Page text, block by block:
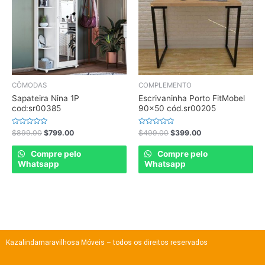
CÔMODAS
Sapateira Nina 1P
cod:sr00385
Rated
0
out
$899.00 $799.00
Compre pelo
Whatsapp
COMPLEMENTO
Escrivaninha Porto FitMobel
90×50 cód.sr00205
Rated
0
out
$499.00 $399.00
Compre pelo
Whatsapp
Kazalindamaravilhosa Móveis – todos os direitos reservados